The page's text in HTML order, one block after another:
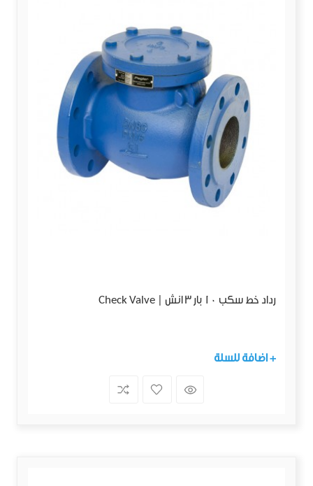
رداد خط سكب 10 بار 3 انش | Check Valve
+ اضافة للسلة